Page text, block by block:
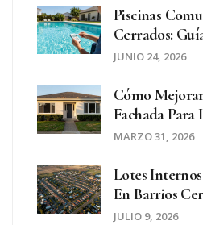
Piscinas
Cerrados:
JUNIO 24, 2026
Cómo
Fachada Para
Casa
MARZO 31, 2026
Lotes
En Barrios
Precio Y Qué
JULIO 9, 2026